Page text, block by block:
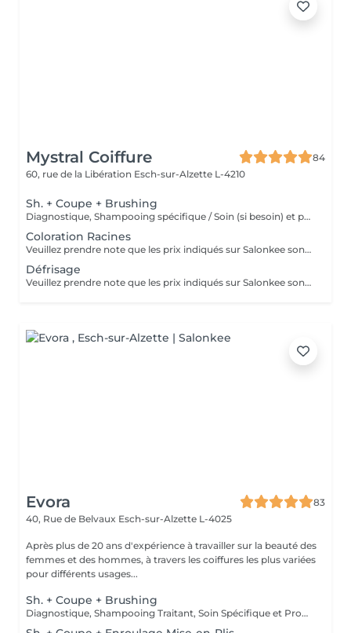
Mystral Coiffure
84
60, rue de la Libération Esch-sur-Alzette L-4210
Sh. + Coupe + Brushing
Diagnostique, Shampooing spécifique / Soin (si besoin) et produits de coiffage inclus
Coloration Racines
Veuillez prendre note que les prix indiqués sur Salonkee sont communiqués à titre informatif et s'entendent de base. Ces derniers sont susceptibles de varier selon le diagnostic réalisé à votre arrivée au salon et l'expertise du professionnel à qui vous confiez votre beauté. Dans tous les cas, un devis précis vous sera proposé et toutes réalisations de prestations seront effectuées avec votre accord. Un grand merci d'avance pour votre compréhension. Au plaisir de vous recevoir très vite.
Défrisage
Veuillez prendre note que les prix indiqués sur Salonkee sont communiqués à titre informatif et s'entendent de base. Ces derniers sont susceptibles de varier selon le diagnostic réalisé à votre arrivée au salon et l'expertise du professionnel à qui vous confiez votre beauté. Dans tous les cas, un devis précis vous sera proposé et toutes réalisations de prestations seront effectuées avec votre accord. Un grand merci d'avance pour votre compréhension. Au plaisir de vous recevoir très vite.
Evora
83
40, Rue de Belvaux Esch-sur-Alzette L-4025
Après plus de 20 ans d'expérience à travailler sur la beauté des
femmes et des hommes, à travers les coiffures les plus variées
pour différents usages...
Sh. + Coupe + Brushing
Diagnostique, Shampooing Traitant, Soin Spécifique et Produits Coiffants inclus